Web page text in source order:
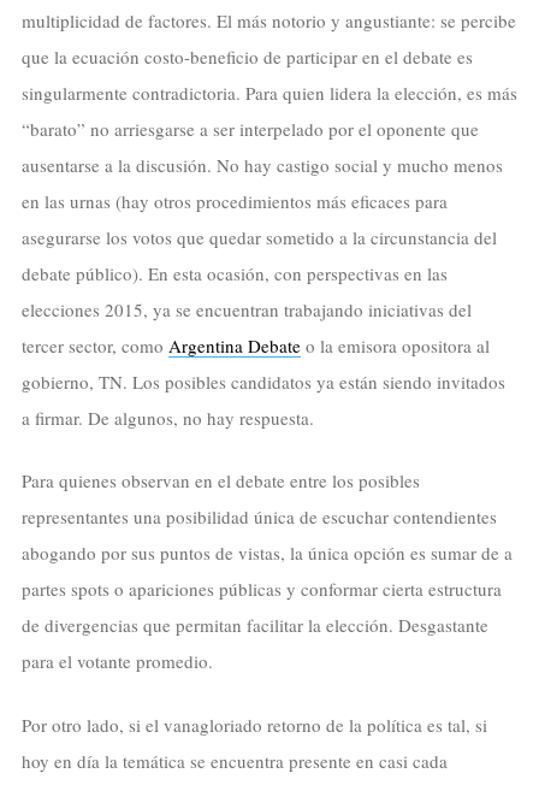
multiplicidad de factores. El más notorio y angustiante: se percibe
que la ecuación costo-beneficio de participar en el debate es
singularmente contradictoria. Para quien lidera la elección, es más
“barato” no arriesgarse a ser interpelado por el oponente que
ausentarse a la discusión. No hay castigo social y mucho menos
en las urnas (hay otros procedimientos más eficaces para
asegurarse los votos que quedar sometido a la circunstancia del
debate público). En esta ocasión, con perspectivas en las
elecciones 2015, ya se encuentran trabajando iniciativas del
tercer sector, como Argentina Debateo la emisora opositora al
gobierno, TN. Los posibles candidatos ya están siendo invitados
a firmar. De algunos, no hay respuesta.
Para quienes observan en el debate entre los posibles
representantes una posibilidad única de escuchar contendientes
abogando por sus puntos de vistas, la única opción es sumar de a
partes spots o apariciones públicas y conformar cierta estructura
de divergencias que permitan facilitar la elección. Desgastante
para el votante promedio.
Por otro lado, si el vanagloriado retorno de la política es tal, si
hoy en día la temática se encuentra presente en casi cada